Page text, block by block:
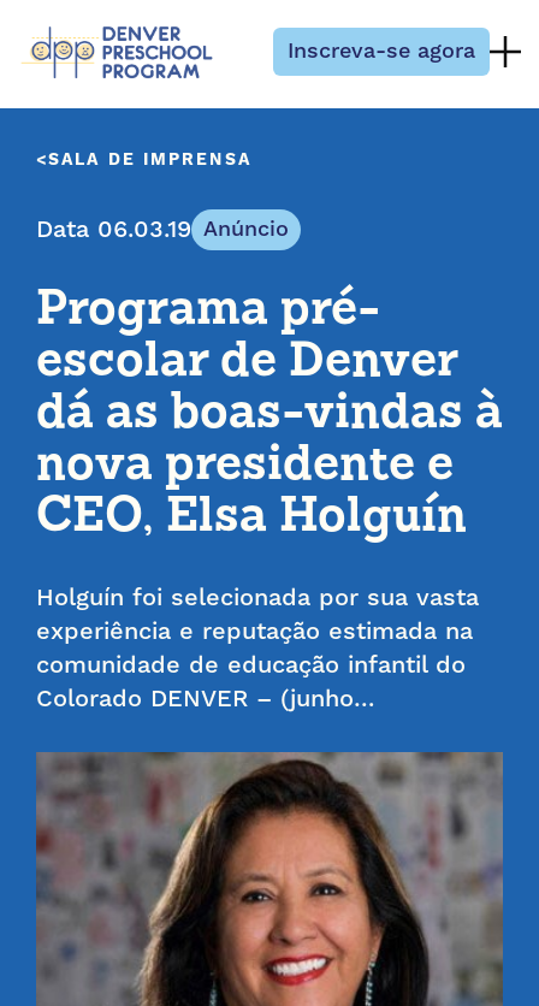
Inscreva-se agora
SALA DE IMPRENSA
Data 06.03.19 Anúncio
Programa pré-
escolar de Denver
dá as boas-vindas à
nova presidente e
CEO, Elsa Holguín
Holguín foi selecionada por sua vasta
experiência e reputação estimada na
comunidade de educação infantil do
Colorado DENVER – (junho…